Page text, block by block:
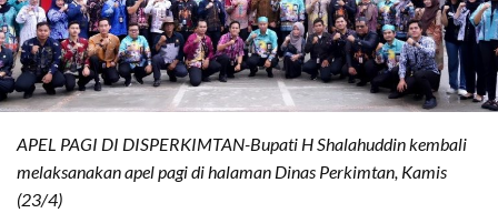
APEL PAGI DI DISPERKIMTAN-Bupati H Shalahuddin kembali
melaksanakan apel pagi di halaman Dinas Perkimtan, Kamis
(23/4)